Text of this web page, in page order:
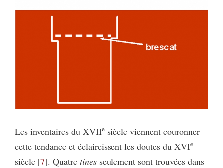
Les inventaires du XVIIe siècle viennent couronner
cette tendance et éclaircissent les doutes du XVIe
siècle 7 . Quatre tinesseulement sont trouvées dans